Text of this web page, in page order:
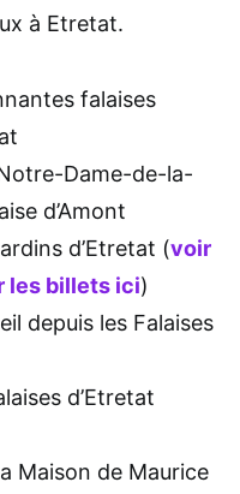
à Etretat.
falaises
Dame-de-la-
d’Amont
d’Etretat (voir
les billets ici)
depuis les Falaises
d’Etretat
Maison de Maurice